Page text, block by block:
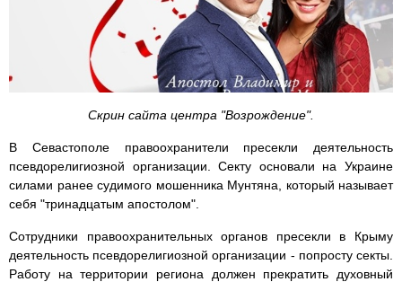
Скрин сайта центра "Возрождение".
В Севастополе правоохранители пресекли деятельность
псевдорелигиозной организации. Секту основали на Украине
силами ранее судимого мошенника Мунтяна, который называет
себя "тринадцатым апостолом".
Сотрудники правоохранительных органов пресекли в Крыму
деятельность псевдорелигиозной организации - попросту секты.
Работу на территории региона должен прекратить духовный